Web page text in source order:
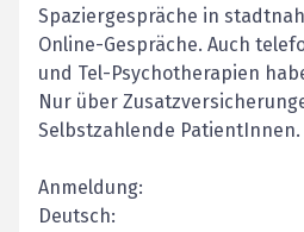
Spaziergespräche in
Online-Gespräche. Auch
und Tel-Psychotherapien
Nur über
Selbstzahlende PatientInnen.
Anmeldung:
Deutsch: